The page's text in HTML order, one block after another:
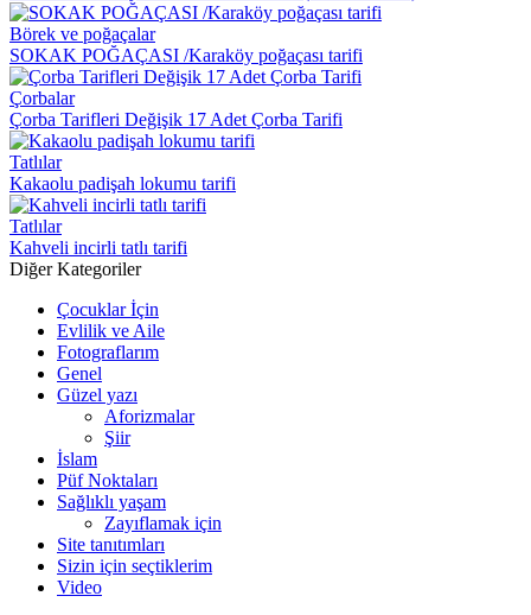
Börek ve poğaçalar
SOKAK POĞAÇASI /Karaköy poğaçası tarifi
Çorbalar
Çorba Tarifleri Değişik 17 Adet Çorba Tarifi
Tatlılar
Kakaolu padişah lokumu tarifi
Tatlılar
Kahveli incirli tatlı tarifi
Diğer Kategoriler
Çocuklar İçin
Evlilik ve Aile
Fotograflarım
Genel
Güzel yazı
Aforizmalar
Şiir
İslam
Püf Noktaları
Sağlıklı yaşam
Zayıflamak için
Site tanıtımları
Sizin için seçtiklerim
Video